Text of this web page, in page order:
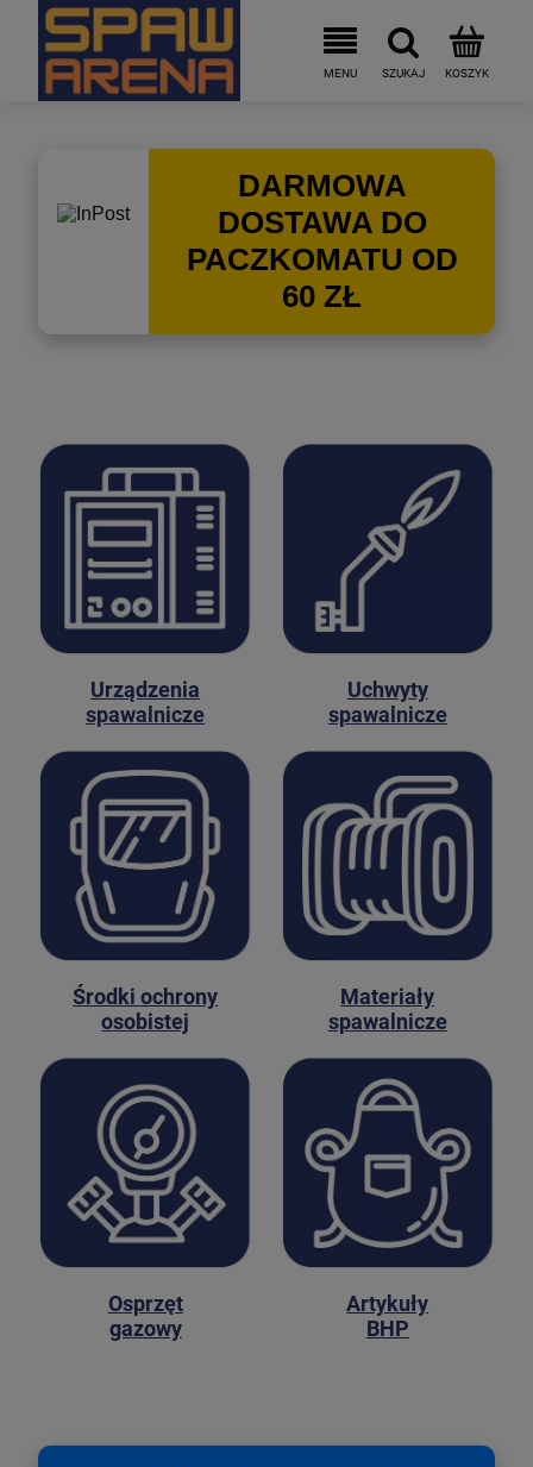
DARMOWA
DOSTAWA DO
PACZKOMATU OD
60 ZŁ
Urządzenia
spawalnicze
Uchwyty
spawalnicze
Środki ochrony
osobistej
Materiały
spawalnicze
Osprzęt
gazowy
Artykuły
BHP